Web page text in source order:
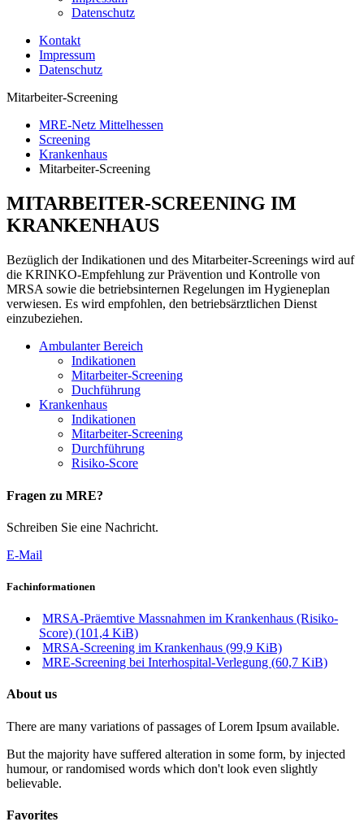
Datenschutz
Kontakt
Impressum
Datenschutz
Mitarbeiter-Screening
MRE-Netz Mittelhessen
Screening
Krankenhaus
Mitarbeiter-Screening
MITARBEITER-SCREENING IM
KRANKENHAUS
Bezüglich der Indikationen und des Mitarbeiter-Screenings wird auf
die KRINKO-Empfehlung zur Prävention und Kontrolle von
MRSA sowie die betriebsinternen Regelungen im Hygieneplan
verwiesen. Es wird empfohlen, den betriebsärztlichen Dienst
einzubeziehen.
Ambulanter Bereich
Indikationen
Mitarbeiter-Screening
Duchführung
Krankenhaus
Indikationen
Mitarbeiter-Screening
Durchführung
Risiko-Score
Fragen zu MRE?
Schreiben Sie eine Nachricht.
E-Mail
Fachinformationen
MRSA-Präemtive Massnahmen im Krankenhaus (Risiko-
Score) (101,4 KiB)
MRSA-Screening im Krankenhaus (99,9 KiB)
MRE-Screening bei Interhospital-Verlegung (60,7 KiB)
About us
There are many variations of passages of Lorem Ipsum available.
But the majority have suffered alteration in some form, by injected
humour, or randomised words which don't look even slightly
believable.
Favorites